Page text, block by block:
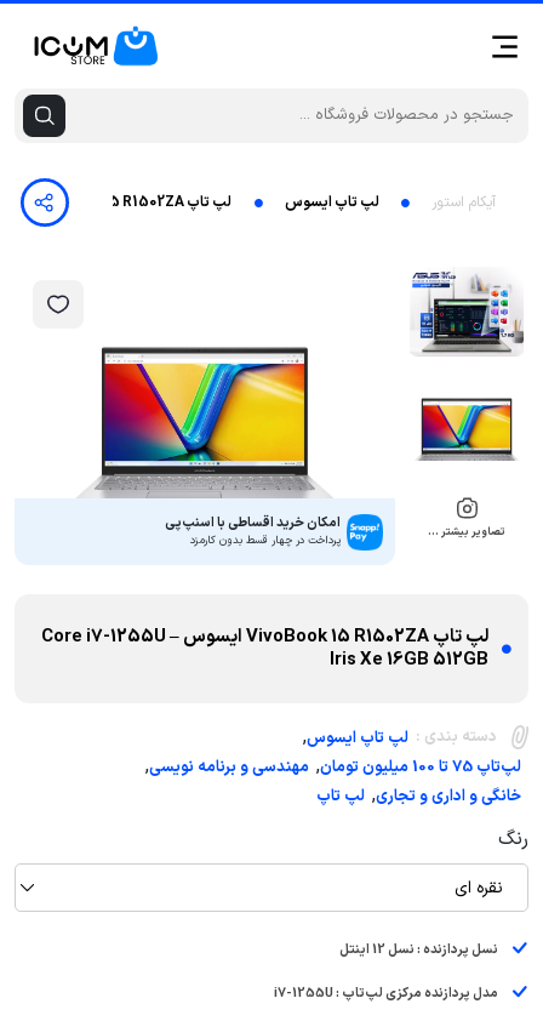
آیکام استور لپ تاپ ایسوس لپ تاپ VivoBook 15 R1502ZA ایسوس – Core i7-1255U Iris Xe 16GB 512GB
تصاویر بیشتر … امکان خرید اقساطی با اسنپ‌پی
پرداخت در چهار قسط بدون کارمزد
لپ تاپ VivoBook 15 R1502ZA ایسوس – Core i7-1255U
Iris Xe 16GB 512GB
دسته بندی : لپ تاپ ایسوس,
لپ‌تاپ 75 تا 100 میلیون تومان , مهندسی و برنامه نویسی,
خانگی و اداری و تجاری, لپ تاپ
رنگ
نقره ای
نسل پردازنده : نسل 12 اینتل
مدل پردازنده مرکزی لپ‌تاپ : i7-1255U